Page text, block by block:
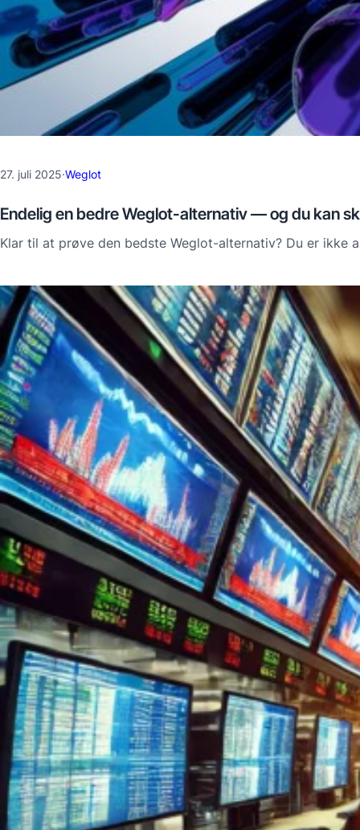
27. juli 2025·Weglot
Endelig en bedre Weglot-alternativ — og du kan
Klar til at prøve den bedste Weglot-alternativ? Du er